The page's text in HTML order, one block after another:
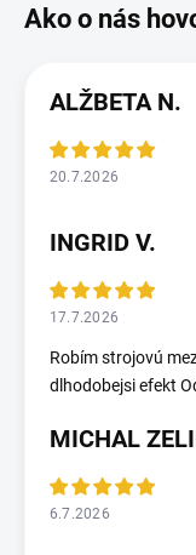
ALŽBETA N.
20.7.2026
INGRID V.
17.7.2026
Robím strojovú
dlhodobejsi efekt
MICHAL
6.7.2026